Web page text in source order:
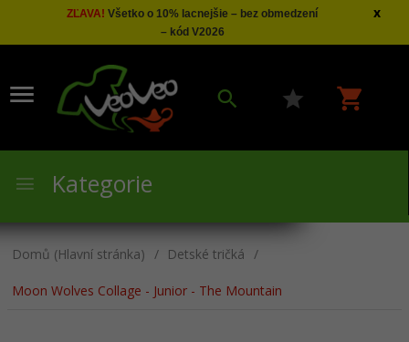
ZĽAVA! Všetko o 10% lacnejšie – bez obmedzení
– kód V2026
x
Kategorie
Domů (Hlavní stránka) Detské tričká
Moon Wolves Collage - Junior - The Mountain